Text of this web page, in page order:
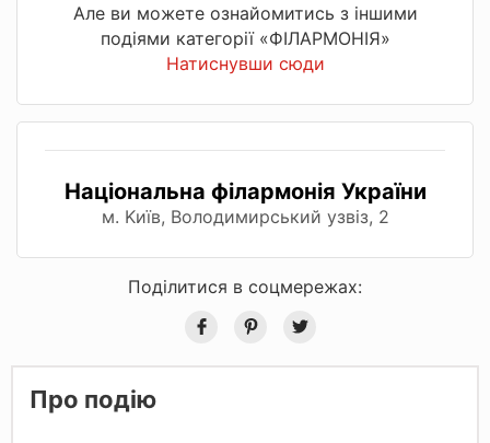
Але ви можете ознайомитись з іншими
подіями категорії «ФІЛАРМОНІЯ»
Натиснувши сюди
Національна філармонія України
м. Kиїв, Володимирський узвіз, 2
Поділитися в соцмережах:
Про подію